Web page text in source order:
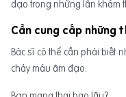
đạo trong những lần khám
Cần cung cấp những
Bác sĩ có thể cần phải biết
chảy máu âm đạo: